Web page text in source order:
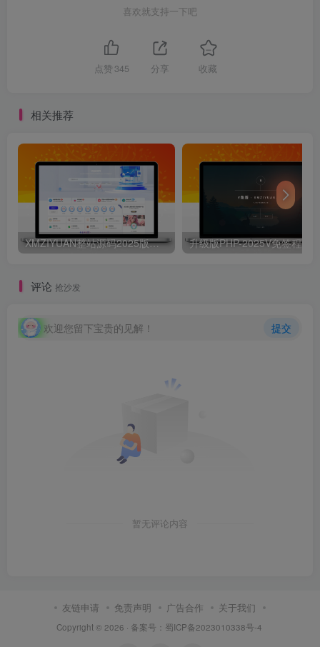
喜欢就支持一下吧
点赞 345 分享 收藏
相关推荐
XMZIYUAN整站源码2025版带16000+整站资源
评论 抢沙发
欢迎您留下宝贵的见解！ 提交
暂无评论内容
友链申请 免责声明 广告合作 关于我们
Copyright © 2026 · 备案号：蜀ICP备2023010338号-4